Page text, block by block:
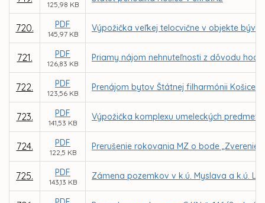
125,98 KB
720. PDF
145,97 KB
Výpožička veľkej telocvične v objekte
721. PDF
126,83 KB
Priamy nájom nehnuteľnosti z dôvodu
722. PDF
123,56 KB
Prenájom bytov Štátnej filharmónii Košice
723. PDF
141,53 KB
Výpožička komplexu umeleckých
724. PDF
122,5 KB
Prerušenie rokovania MZ o bode
725. PDF
143,13 KB
Zámena pozemkov v k.ú. Myslava a k.ú.